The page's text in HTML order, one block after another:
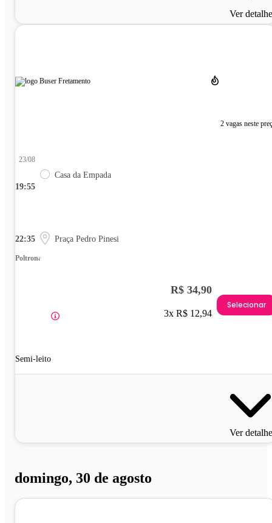
Ver
2 vagas neste
19:55
23/08
Casa da Empada
22:35 Praça Pedro Pinesi
Poltrona
Semi-leito
R$ 34,90
3x R$ 12,94
Selecionar
Ver
domingo, 30 de agosto